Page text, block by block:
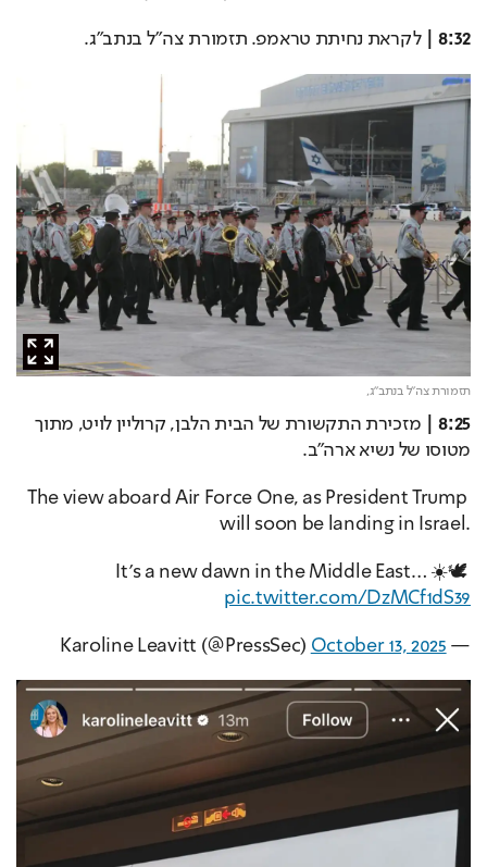
8:32 | לקראת נחיתת טראמפ. תזמורת צה"ל בנתב"ג.
תזמורת צה"ל בנתב"ג,
8:25 |
מזכירת התקשורת של הבית הלבן, קרוליין לויט, מתוך
מטוסו של נשיא ארה"ב.
The view aboard Air Force One, as President Trump
will soon be landing in Israel.
It’s a new dawn in the Middle East… ☀️🕊️
pic.twitter.com/DzMCf1dS39
— Karoline Leavitt (@PressSec)
October 13, 2025